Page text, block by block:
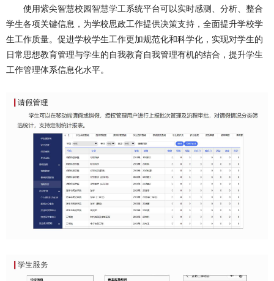
使用紫尖智慧校园智慧学工系统平台可以实时感测、分析、整合
学生各项关键信息，为学校思政工作提供决策支持，全面提升学校学
生工作质量。促进学校学生工作更加规范化和科学化，实现对学生的
日常思想教育管理与学生的自我教育自我管理有机的结合，提升学生
工作管理体系信息化水平。